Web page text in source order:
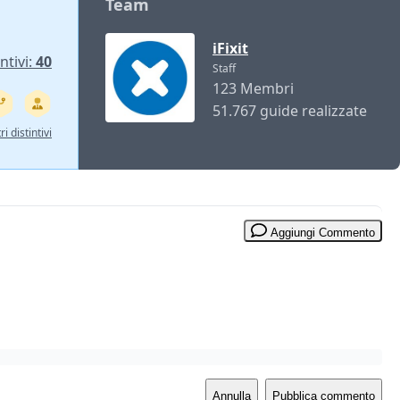
40
distintivi
Team
iFixit
Staff
123 Membri
51.767 guide realizzate
Aggiungi Commento
Annulla Pubblica commento